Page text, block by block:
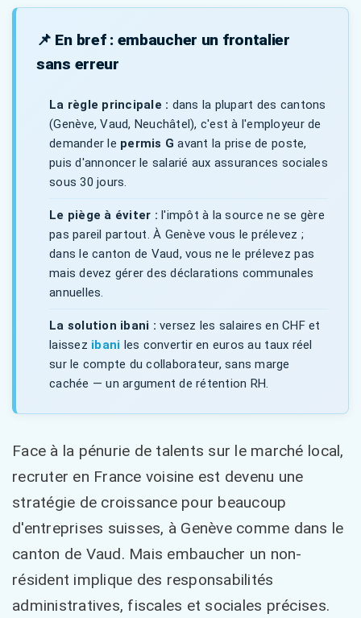
📌 En bref : embaucher un frontalier
sans erreur
La règle principale : dans la plupart des cantons
(Genève, Vaud, Neuchâtel), c'est à l'employeur de
demander le permis G avant la prise de poste,
puis d'annoncer le salarié aux assurances sociales
sous 30 jours.
Le piège à éviter : l'impôt à la source ne se gère
pas pareil partout. À Genève vous le prélevez ;
dans le canton de Vaud, vous ne le prélevez pas
mais devez gérer des déclarations communales
annuelles.
La solution ibani : versez les salaires en CHF et
laissez ibani les convertir en euros au taux réel
sur le compte du collaborateur, sans marge
cachée — un argument de rétention RH.
Face à la pénurie de talents sur le marché local,
recruter en France voisine est devenu une
stratégie de croissance pour beaucoup
d'entreprises suisses, à Genève comme dans le
canton de Vaud. Mais embaucher un non-
résident implique des responsabilités
administratives, fiscales et sociales précises.